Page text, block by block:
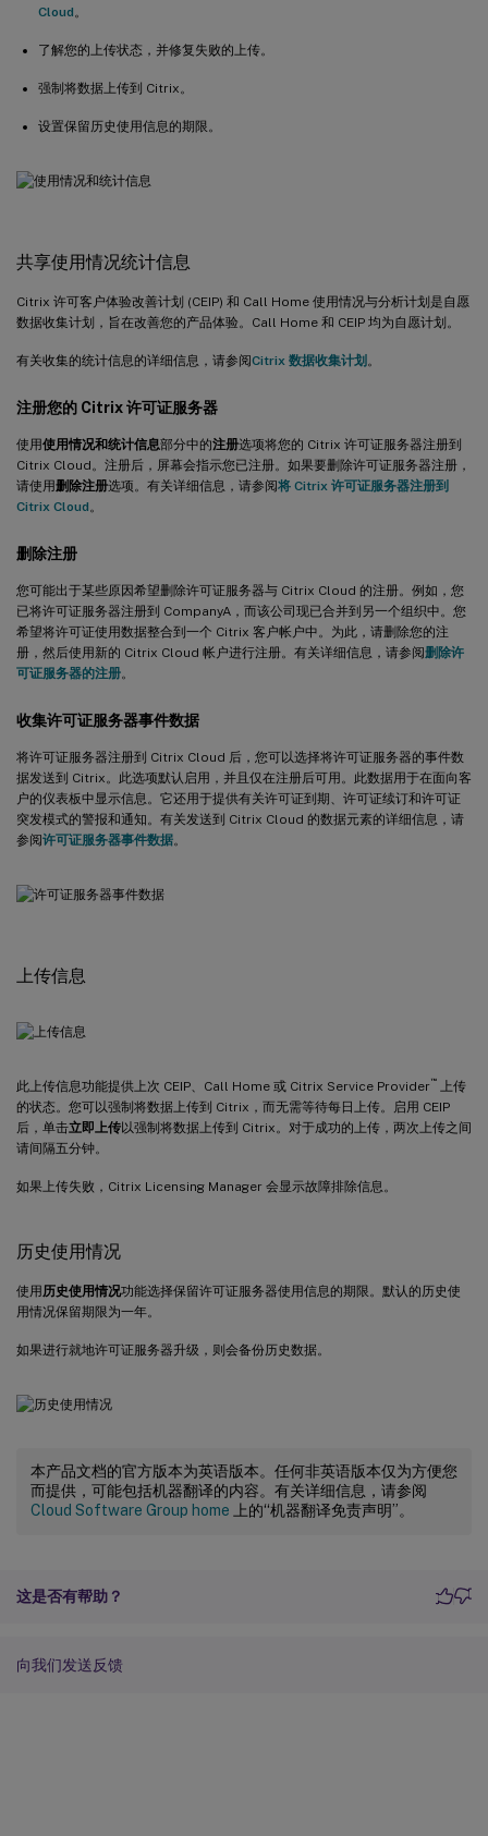
Cloud 。
了解您的上传状态，并修复失败的上传。
强制将数据上传到 Citrix。
设置保留历史使用信息的期限。
共享使用情况统计信息
Citrix 许可客户体验改善计划 (CEIP) 和 Call Home 使用情况与分析计划是自愿
数据收集计划，旨在改善您的产品体验。Call Home 和 CEIP 均为自愿计划。
有关收集的统计信息的详细信息，请参阅Citrix 数据收集计划 。
注册您的 Citrix 许可证服务器
使用使用情况和统计信息部分中的注册选项将您的 Citrix 许可证服务器注册到
Citrix Cloud。注册后，屏幕会指示您已注册。如果要删除许可证服务器注册，
请使用删除注册选项。有关详细信息，请参阅将 Citrix 许可证服务器注册到
Citrix Cloud 。
删除注册
您可能出于某些原因希望删除许可证服务器与 Citrix Cloud 的注册。例如，您
已将许可证服务器注册到 CompanyA，而该公司现已合并到另一个组织中。您
希望将许可证使用数据整合到一个 Citrix 客户帐户中。为此，请删除您的注
册，然后使用新的 Citrix Cloud 帐户进行注册。有关详细信息，请参阅删除许
可证服务器的注册。
收集许可证服务器事件数据
将许可证服务器注册到 Citrix Cloud 后，您可以选择将许可证服务器的事件数
据发送到 Citrix。此选项默认启用，并且仅在注册后可用。此数据用于在面向客
户的仪表板中显示信息。它还用于提供有关许可证到期、许可证续订和许可证
突发模式的警报和通知。有关发送到 Citrix Cloud 的数据元素的详细信息，请
参阅许可证服务器事件数据。
上传信息
此上传信息功能提供上次 CEIP、Call Home 或 Citrix Service Provider™
上传
的状态。您可以强制将数据上传到 Citrix，而无需等待每日上传。启用 CEIP
后，单击立即上传以强制将数据上传到 Citrix。对于成功的上传，两次上传之间
请间隔五分钟。
如果上传失败，Citrix Licensing Manager 会显示故障排除信息。
历史使用情况
使用历史使用情况功能选择保留许可证服务器使用信息的期限。默认的历史使
用情况保留期限为一年。
如果进行就地许可证服务器升级，则会备份历史数据。
本产品文档的官方版本为英语版本。任何非英语版本仅为方便您
而提供，可能包括机器翻译的内容。有关详细信息，请参阅
Cloud Software Group home 上的“机器翻译免责声明”。
这是否有帮助？
向我们发送反馈